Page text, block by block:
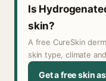
Is
skin?
A free CureSkin
skin type, climate
Get a free skin